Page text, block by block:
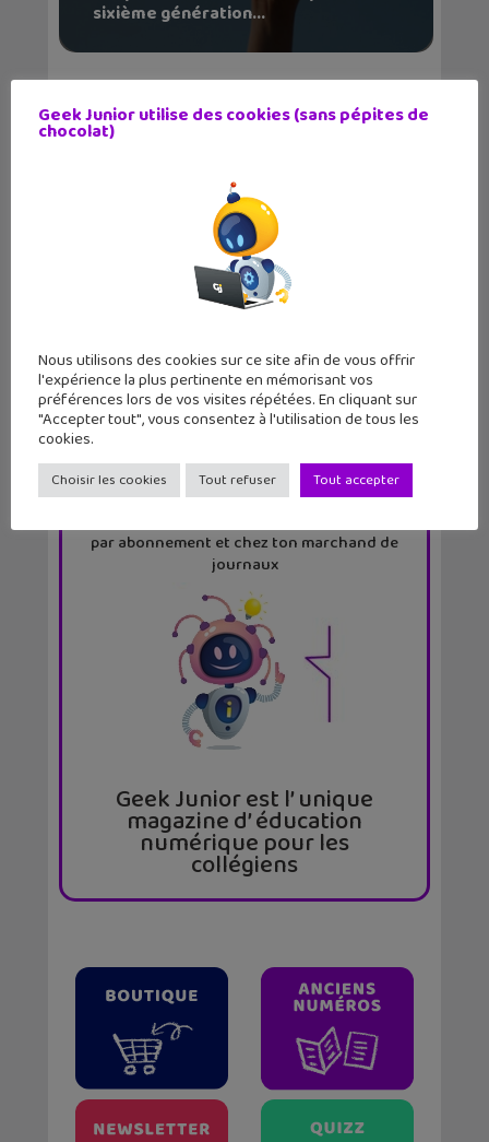
sixième génération...
LE MAGGEEK JUNIOR
11 numéros par an
par abonnement et chez ton marchand de
journaux
Geek Junior est l’ unique
magazine d’ éducation
numérique pour les
collégiens
Geek Junior utilise des cookies (sans pépites de
chocolat)
Nous utilisons des cookies sur ce site afin de vous offrir
l'expérience la plus pertinente en mémorisant vos
préférences lors de vos visites répétées. En cliquant sur
"Accepter tout", vous consentez à l'utilisation de tous les
cookies.
Choisir les cookies Tout refuser Tout accepter